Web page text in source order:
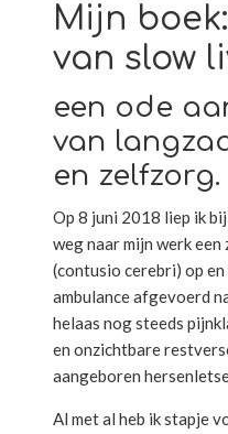
Mijn
van slow
een ode
van
en zelfzorg.
Op 8 juni 2018 liep ik
weg naar mijn werk
(contusio cerebri) op
ambulance afgevoerd
helaas nog steeds
en onzichtbare
aangeboren
Al met al heb ik stapje